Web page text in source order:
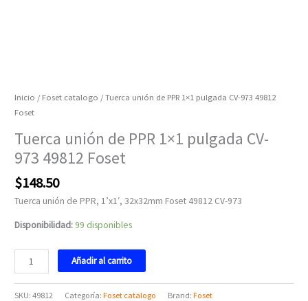
Inicio / Foset catalogo / Tuerca unión de PPR 1×1 pulgada CV-973 49812
Foset
Tuerca unión de PPR 1×1 pulgada CV-
973 49812 Foset
$148.50
Tuerca unión de PPR, 1’x1′, 32x32mm Foset 49812 CV-973
Disponibilidad: 99 disponibles
Añadir al carrito
SKU:49812 Categoría:Foset catalogo Brand:Foset